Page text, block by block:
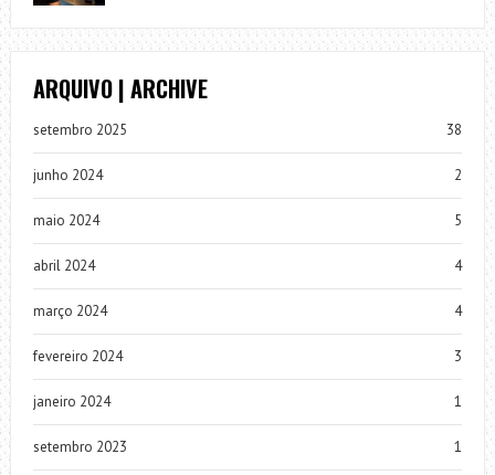
ARQUIVO | ARCHIVE
setembro 2025 38
junho 2024 2
maio 2024 5
abril 2024 4
março 2024 4
fevereiro 2024 3
janeiro 2024 1
setembro 2023 1